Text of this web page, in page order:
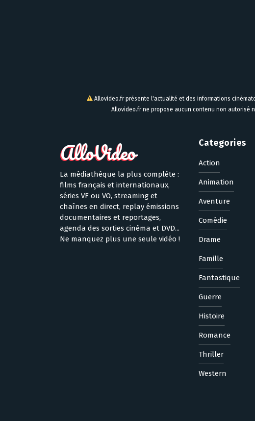
Allovideo.fr présente l'actualité et des informations
Allovideo.fr ne propose aucun contenu non autorisé
La médiathèque la plus complète :
films français et internationaux,
séries VF ou VO, streaming et
chaînes en direct, replay émissions
documentaires et reportages,
agenda des sorties cinéma et DVD...
Ne manquez plus une seule vidéo !
Categories
Action
Animation
Aventure
Comédie
Drame
Famille
Fantastique
Guerre
Histoire
Romance
Thriller
Western